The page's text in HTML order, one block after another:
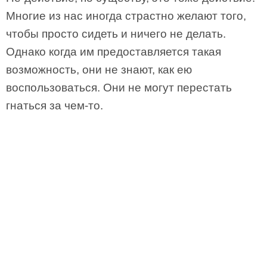
Многие из нас иногда страстно желают того,
чтобы просто сидеть и ничего не делать.
Однако когда им предоставляется такая
возможность, они не знают, как ею
воспользоваться. Они не могут перестать
гнаться за чем-то.